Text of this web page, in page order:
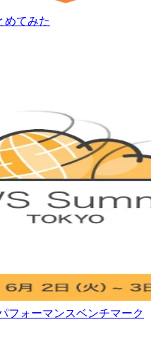
めてみた
フォーマンスベンチマーク